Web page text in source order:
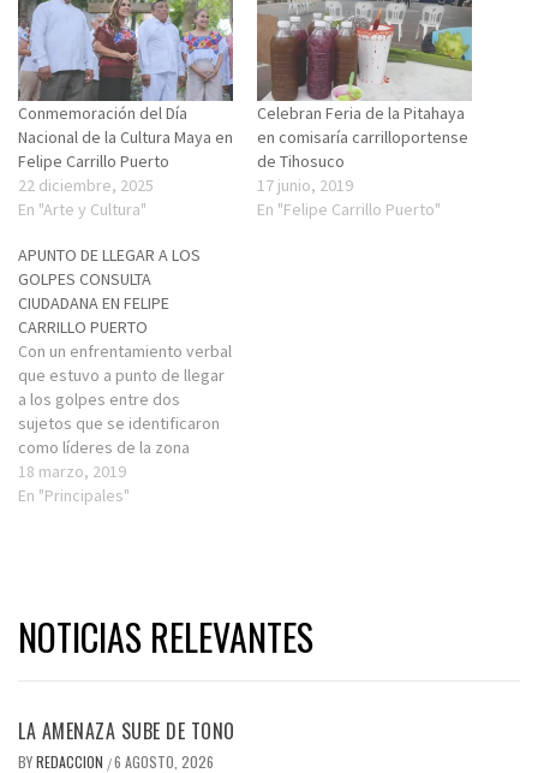
Conmemoración del Día
Nacional de la Cultura Maya en
Felipe Carrillo Puerto
22 diciembre, 2025
En "Arte y Cultura"
Celebran Feria de la Pitahaya
en comisaría carrilloportense
de Tihosuco
17 junio, 2019
En "Felipe Carrillo Puerto"
APUNTO DE LLEGAR A LOS
GOLPES CONSULTA
CIUDADANA EN FELIPE
CARRILLO PUERTO
Con un enfrentamiento verbal
que estuvo a punto de llegar
a los golpes entre dos
sujetos que se identificaron
como líderes de la zona
maya, se desarrolló un foro
indígena en Felipe Carrillo
18 marzo, 2019
En "Principales"
NOTICIAS RELEVANTES
LA AMENAZA SUBE DE TONO
BYREDACCION /6 AGOSTO, 2026